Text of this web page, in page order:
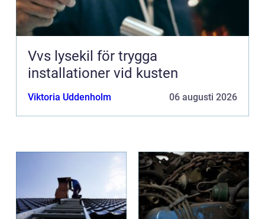
Vvs lysekil för trygga
installationer vid kusten
Viktoria Uddenholm 06 augusti 2026